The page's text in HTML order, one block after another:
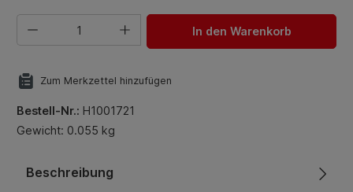
Produkt Anzahl: Gib den gewünschten Wert ein oder
In den Warenkorb
Zum Merkzettel hinzufügen
Bestell-Nr.: H1001721
Gewicht: 0.055 kg
Beschreibung